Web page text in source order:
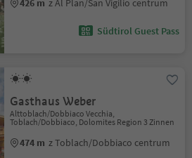
426 m z Al Plan/San Vigilio centrum
Südtirol Guest Pass
Gasthaus Weber
Alttoblach/Dobbiaco Vecchia,
Toblach/Dobbiaco, Dolomites Region 3 Zinnen
474 m z Toblach/Dobbiaco centrum